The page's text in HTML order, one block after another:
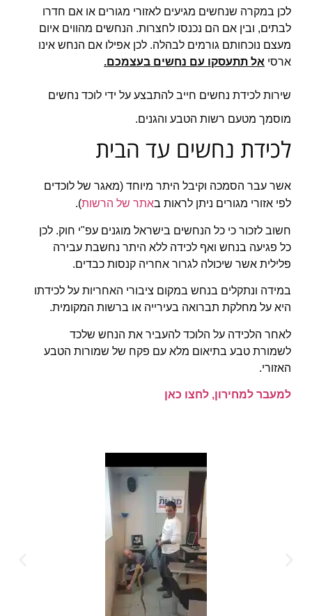
לכן במקרה שנחשים מגיעים לאזורי מגורים או אם חדרו
לבתים, ובין אם הם נכנסו לחצרות. הנחשים מהווים איום
מעצם נוכחותם גורמים לבהלה. לכן אפילו אם הנחש אינו
ארסי אל תתעסקו עם נחשים בעצמכם.
שירות לכידת נחשים חייב להתבצע על ידי לוכד נחשים
מוסמך מטעם רשות הטבע והגנים.
לכידת נחשים עד הבית
אשר עבר הסמכה וקיבל היתר מיוחד (מאגר של לוכדים
לפי אזורי מגורים ניתן לראות באתר של הרשות).
חשוב לזכור כי כל הנחשים בישראל מוגנים עפ"י חוק. לכן
כל פגיעה בנחש ואף לכידה ללא היתר נחשבת עבירה
פלילית אשר שיכולה לגרור אחריה קנסות כבדים.
במידה ונתקלים בנחש במקום ציבורי האחריות על לכידתו
היא על מחלקת תברואה בעירייה או ברשות המקומית.
לאחר הלכידה על הלוכד להעביר את הנחש שלכד
לשמורת טבע בתיאום מלא עם פקח של שמורות הטבע
האזורי.
למעבר למחירון, לחצו כאן